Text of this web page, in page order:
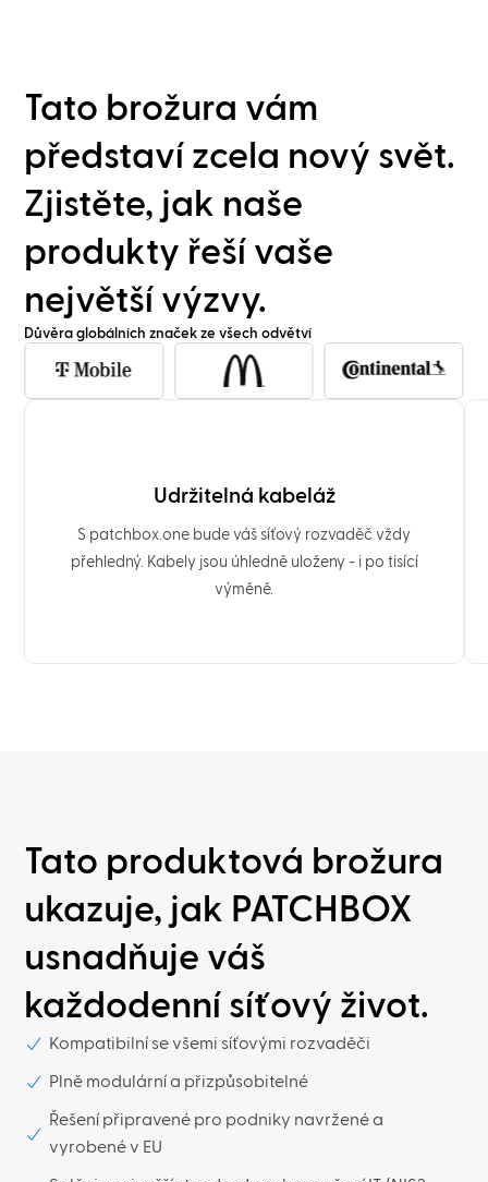
Tato brožura vám
představí zcela nový svět.
Zjistěte, jak naše
produkty řeší vaše
největší výzvy.
Důvěra globálních značek ze všech odvětví
Udržitelná kabeláž
S patchbox.one bude váš síťový rozvaděč vždy
přehledný. Kabely jsou úhledně uloženy - i po tisící
výměně.
Tato produktová brožura
ukazuje, jak PATCHBOX
usnadňuje váš
každodenní síťový život.
Kompatibilní se všemi síťovými rozvaděči
Plně modulární a přizpůsobitelné
Řešení připravené pro podniky navržené a
vyrobené v EU